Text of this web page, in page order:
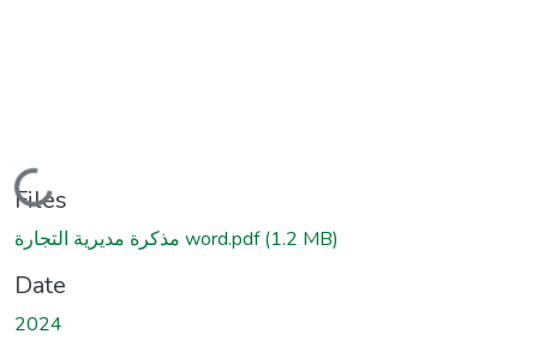
Loading...
Files
مذكرة مديرية التجارة word.pdf(1.2 MB)
Date
2024